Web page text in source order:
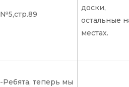
№5,стр.89
доски,
остальные
местах.
-Ребята, теперь мы